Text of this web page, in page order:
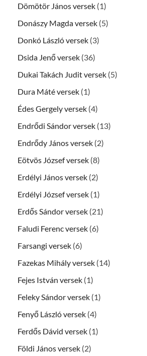
Dömötör János versek (1)
Donászy Magda versek (5)
Donkó László versek (3)
Dsida Jenő versek (36)
Dukai Takách Judit versek (5)
Dura Máté versek (1)
Édes Gergely versek (4)
Endrődi Sándor versek (13)
Endrődy János versek (2)
Eötvös József versek (8)
Erdélyi János versek (2)
Erdélyi József versek (1)
Erdős Sándor versek (21)
Faludi Ferenc versek (6)
Farsangi versek (6)
Fazekas Mihály versek (14)
Fejes István versek (1)
Feleky Sándor versek (1)
Fenyő László versek (4)
Ferdős Dávid versek (1)
Földi János versek (2)